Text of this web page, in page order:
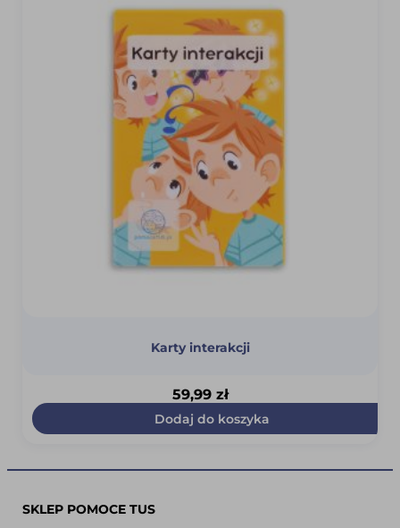
Karty interakcji
59,99 zł
Dodaj do koszyka
SKLEP POMOCE TUS